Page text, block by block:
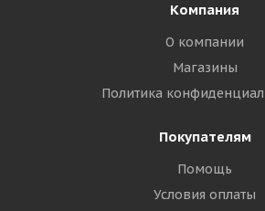
Компания
О компании
Магазины
Политика
Покупателям
Помощь
Условия оплаты